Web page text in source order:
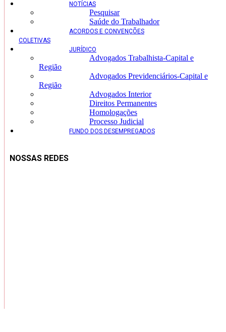
NOTÍCIAS
Pesquisar
Saúde do Trabalhador
ACORDOS E CONVENÇÕES
COLETIVAS
JURÍDICO
Advogados Trabalhista-Capital e
Região
Advogados Previdenciários-Capital e
Região
Advogados Interior
Direitos Permanentes
Homologações
Processo Judicial
FUNDO DOS DESEMPREGADOS
NOSSAS REDES